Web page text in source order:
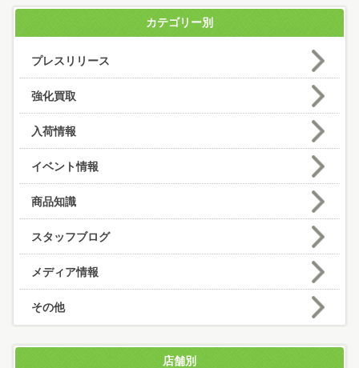
カテゴリー別
プレスリリース
強化買取
入荷情報
イベント情報
商品知識
スタッフブログ
メディア情報
その他
店舗別